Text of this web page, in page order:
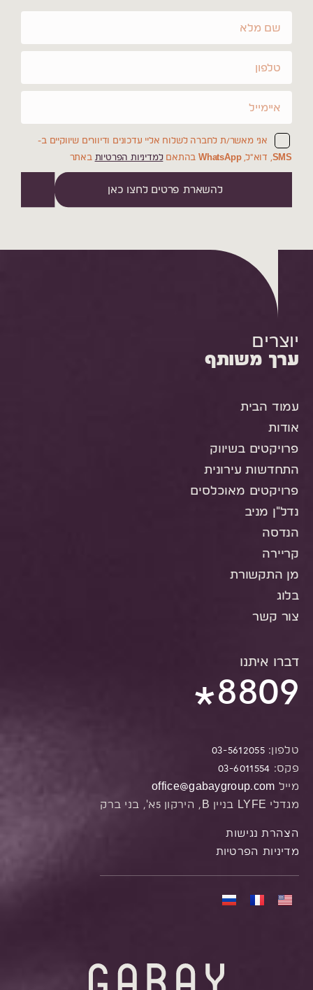
אני מאשר/ת לחברה לשלוח אליי עדכונים ודיוורים שיווקיים ב-
SMS, דוא"ל, WhatsApp בהתאם
למדיניות הפרטיות באתר
להשארת פרטים לחצו כאן
יוצרים
ערך משותף
עמוד הבית
אודות
פרויקטים בשיווק
התחדשות עירונית
פרויקטים מאוכלסים
נדל"ן מניב
הנדסה
קריירה
מן התקשורת
בלוג
צור קשר
דברו איתנו
8809
*
טלפון:03-5612055
פקס: 03-6011554
מייל office@gabaygroup.com
מגדלי LYFE בניין B, הירקון 5א', בני ברק
הצהרת נגישות
מדיניות הפרטיות